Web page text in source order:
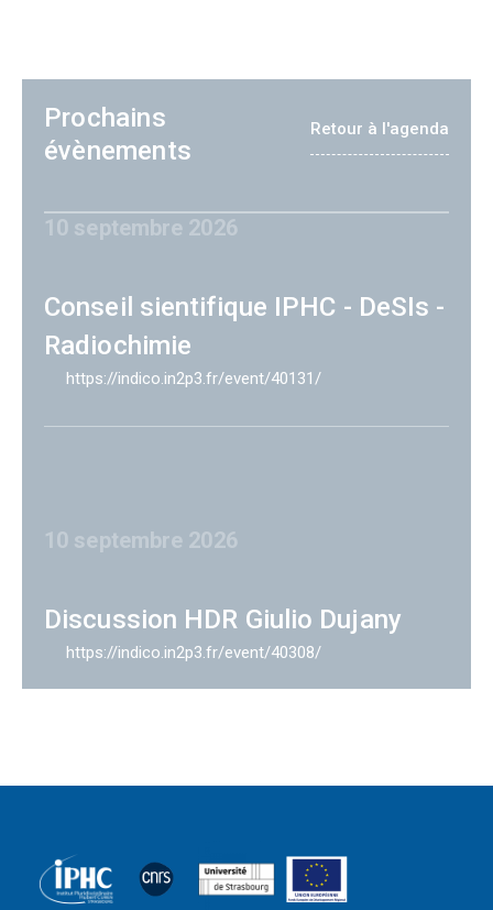
Prochains
évènements
Retour à l'agenda
10 septembre 2026
Conseil sientifique IPHC - DeSIs -
Radiochimie
https://indico.in2p3.fr/event/40131/
10 septembre 2026
Discussion HDR Giulio Dujany
https://indico.in2p3.fr/event/40308/